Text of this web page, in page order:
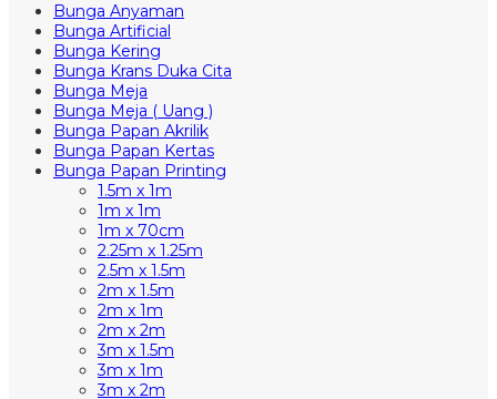
Bunga Anyaman
Bunga Artificial
Bunga Kering
Bunga Krans Duka Cita
Bunga Meja
Bunga Meja ( Uang )
Bunga Papan Akrilik
Bunga Papan Kertas
Bunga Papan Printing
1.5m x 1m
1m x 1m
1m x 70cm
2.25m x 1.25m
2.5m x 1.5m
2m x 1.5m
2m x 1m
2m x 2m
3m x 1.5m
3m x 1m
3m x 2m